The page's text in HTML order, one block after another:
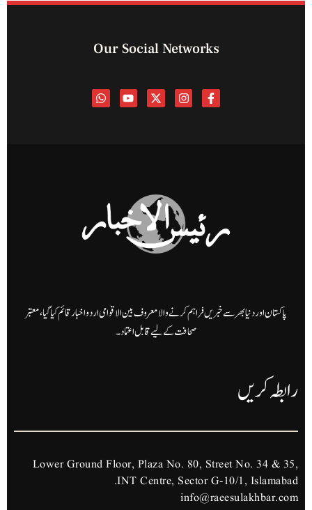
Our Social Networks
پاکستان اور دنیا بھر سے خبریں فراہم کرنے والا معروف بین الاقوامی اردو اخبار قائم کیا گیا، معتبر
صحافت کے لیے قابل اعتماد۔
رابطہ کریں
Lower Ground Floor, Plaza No. 80, Street No. 34 & 35,
INT Centre, Sector G-10/1, Islamabad.
info@raeesulakhbar.com